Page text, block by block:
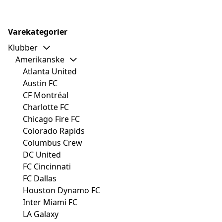
Varekategorier
Klubber
Amerikanske
Atlanta United
Austin FC
CF Montréal
Charlotte FC
Chicago Fire FC
Colorado Rapids
Columbus Crew
DC United
FC Cincinnati
FC Dallas
Houston Dynamo FC
Inter Miami FC
LA Galaxy